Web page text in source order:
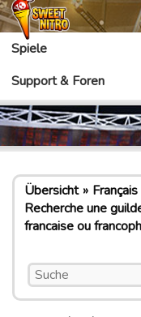
Spiele
Support & Foren
Übersicht Français
Recherche une
francaise ou